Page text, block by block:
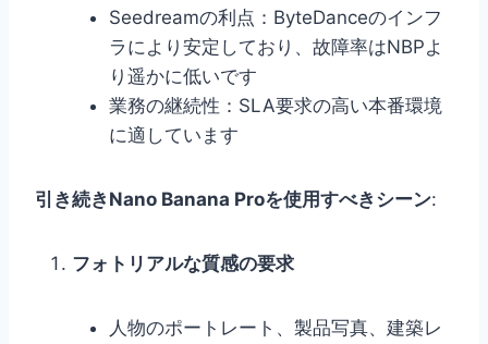
Seedreamの利点：ByteDanceのインフ
ラにより安定しており、故障率はNBPよ
り遥かに低いです
業務の継続性：SLA要求の高い本番環境
に適しています
引き続きNano Banana Proを使用すべきシーン:
フォトリアルな質感の要求
人物のポートレート、製品写真、建築レ